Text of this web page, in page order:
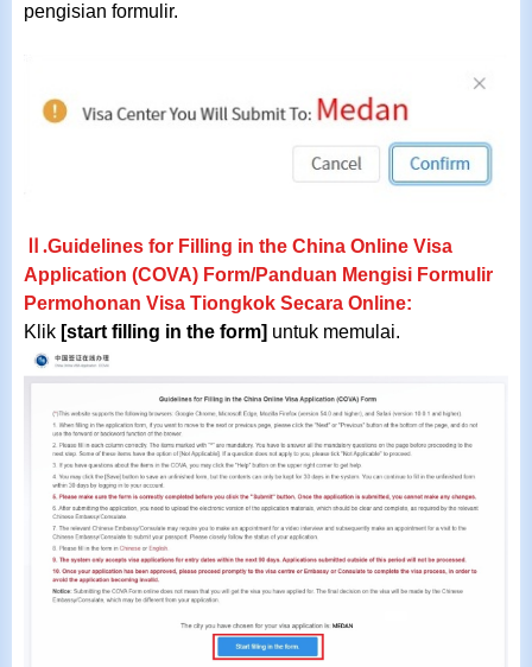
pengisian formulir.
Ⅱ.Guidelines for Filling in the China Online Visa
Application (COVA) Form/Panduan Mengisi Formulir
Permohonan Visa Tiongkok Secara Online:
Klik [start filling in the form] untuk memulai.